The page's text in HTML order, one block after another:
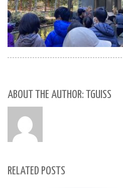
ABOUT THE AUTHOR: TGUISS
RELATED POSTS